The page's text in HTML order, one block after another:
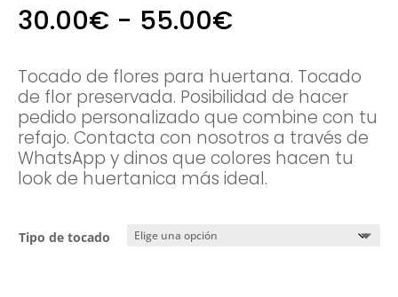
30.00€ - 55.00€Rango
desde
30.00€
hasta
55.00€
Tocado de flores para huertana. Tocado
de flor preservada. Posibilidad de hacer
pedido personalizado que combine con tu
refajo. Contacta con nosotros a través de
WhatsApp y dinos que colores hacen tu
look de huertanica más ideal.
Tipo de tocado